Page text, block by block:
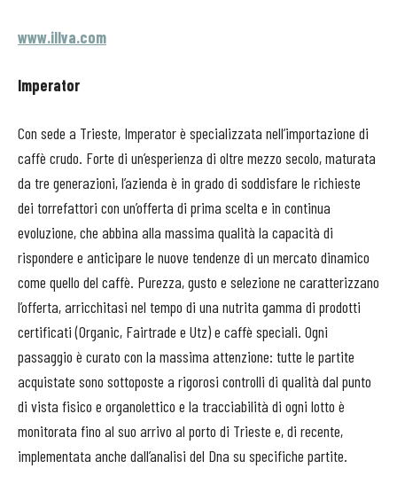
www.illva.com
Imperator
Con sede a Trieste, Imperator è specializzata nell’importazione di
caffè crudo. Forte di un’esperienza di oltre mezzo secolo, maturata
da tre generazioni, l’azienda è in grado di soddisfare le richieste
dei torrefattori con un’offerta di prima scelta e in continua
evoluzione, che abbina alla massima qualità la capacità di
rispondere e anticipare le nuove tendenze di un mercato dinamico
come quello del caffè. Purezza, gusto e selezione ne caratterizzano
l’offerta, arricchitasi nel tempo di una nutrita gamma di prodotti
certificati (Organic, Fairtrade e Utz) e caffè speciali. Ogni
passaggio è curato con la massima attenzione: tutte le partite
acquistate sono sottoposte a rigorosi controlli di qualità dal punto
di vista fisico e organolettico e la tracciabilità di ogni lotto è
monitorata fino al suo arrivo al porto di Trieste e, di recente,
implementata anche dall’analisi del Dna su specifiche partite.